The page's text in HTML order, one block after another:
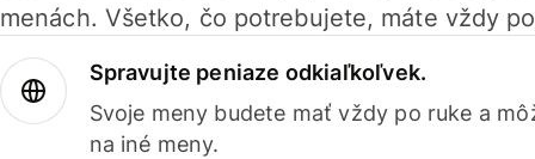
menách. Všetko, čo potrebujete, máte vždy
Spravujte peniaze odkiaľkoľvek.
Svoje meny budete mať vždy po ruke a
na iné meny.